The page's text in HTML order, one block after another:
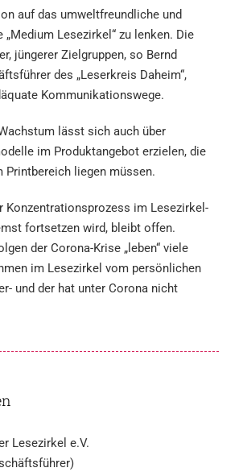
auf das umweltfreundliche und
„Medium Lesezirkel“ zu lenken. Die
jüngerer Zielgruppen, so Bernd
des „Leserkreis Daheim“,
Kommunikationswege.
lässt sich auch über
im Produktangebot erzielen, die
Printbereich liegen müssen.
Konzentrationsprozess im Lesezirkel-
fortsetzen wird, bleibt offen.
der Corona-Krise „leben“ viele
im Lesezirkel vom persönlichen
und der hat unter Corona nicht
Lesezirkel e.V.